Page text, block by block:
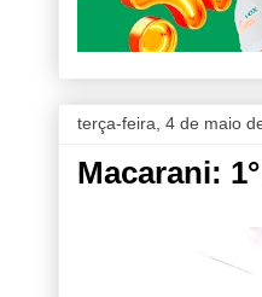
terça-feira, 4 de maio
Macarani: